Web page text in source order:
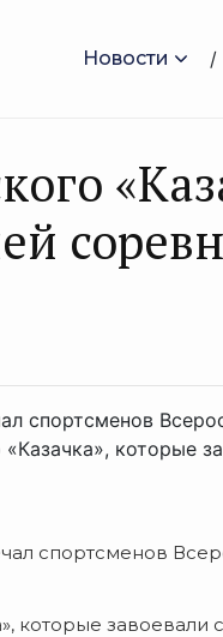
Новости
спортсменов
которые
спортсменов
которые завоевали